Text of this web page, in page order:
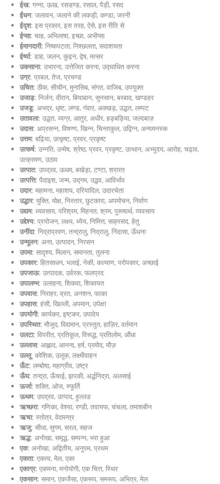
ईख: गन्ना, ऊख, रसडण्ड, रसाल, पैड़ी, रसद
ईंधन: जलावन, जलाने की लकड़ी, कण्डा, जरनी
ईदृश: इस प्रकार, इस तरह, ऐसे, इस रीति से
ईप्सा: चाह, अभिलाषा, इच्छा, अभीप्सा
ईमानदारी: निष्कपटता, निश्छलता, सदाशयता
ईर्ष्या: डाह, जलन, कुढ़न, द्वेष, मत्सर
उकसाना: उभारना, उत्तेजित करना, उद्घाधित करना
उग्र: प्रबल, तेज, प्रचण्ड
उचित: ठीक, सीचीन, मुनासिब, संगत, वाजिब, उपयुक्त
उजाड़: निर्जन, वीरान, बियाबान, सुनसान, बरबाद, खण्डहर
उजडू: अभद्र, धृष्ट, लण्ड, गंवार, अक्खड़, उद्धत, लम्पट
उतावला: उद्धत, व्यग्र, आतुर, अधीर, हड़बड़िया, जल्दबाज़
उदास: अप्रसन्न, विषण्ण, खिन्न, चिन्ताकुल, उद्विग्न, अन्यमनस्क
उत्तम: बढ़िया, उत्कृष्ट, प्रवर, प्रकृष्ट
उत्कर्ष: उन्नति, उन्मेष, श्रेष्ठ, प्रवर, प्रकृष्ट, उत्थान, अभ्युदय, आरोह, चढ़ाव,
उत्क्रमण, उठाव
उत्पात: उपद्रव, ऊधम, बखेड़ा, टण्टा, शरारत
उत्पत्ति: पैदाइश, जन्म, उद्गम, उद्भव, आविर्भाव
उदार: महामना, महाशय, दरियादिल, उदारचेता
उद्धार: मुक्ति, मोक्ष, निस्तार, छुटकारा, अपमोचन, निर्वाण
उद्यम: ध्यवसाय, परिश्रम, मिहनत, श्रम, पुरूषार्थ, व्यवसाय
उद्देश्य: प्रयोजन, लक्ष्य, ध्येय, निमित्त, सक्रसद, हेतु
उनींदा: निद्राप्रवण, तन्द्रालु, निद्रालु, निंदासा, ऊँधना
उन्मूलन: अन्त, उत्पादन, निरसन
उपमा: सादृश्य, मिलान, समानता, तुलना
उपकार: हितसाधन, भलाई, नेकी, कल्याण, परोपकार, अच्छाई
उपजाऊ: उत्पादक, उर्वरक, फलप्रद
उपालम्भ: उलाहना, शिकवा, शिकायत
उपवास: निराहर, व्रत, अनशन, फाका
उपहास: हंसी, खिल्ली, अपमान, उपेक्षा
उपयोगी: कार्यकर, इष्टकर, उपादेय
उपस्थित: मौजूद, विद्यमान, प्रस्तुत, हाज़िर, वर्तमान
उलटा: विपरीत, प्रतिकूल, विरूद्ध, प्रतिलोम, औंधा
उल्लास: आह्लाद, आनन्द, हर्ष, प्रमोद, मौज़
उल्लू: कोशिक, उलूक, लक्ष्मीवाहन
ऊँट: लम्बोष्ठ, महाग्रीव, उष्ट्र
ऊँघ: तन्द्रा, ऊँचाई, झपकी, अर्द्धनिद्रा, अलसाई
ऊर्जा: शक्ति, ओज, स्फूर्ति
ऊथम: उपद्रव, उत्पाद, हुल्लड
ऋच्छरा: गणिका, वेश्या, रण्डी, तवायफ, चंचला, तमाशबीन
ऋचा: स्तोत्र, वेदमन्त्र
ऋजु: सीधा, सुगम, सरल, सहज
ऋद्ध: अनोखा, समृद्ध, सम्पन्न, भरा हुआ
एक: अनोखा, अद्वितीय, अनुपम, प्रथम
एकता: एकत्व, मेल, एका
एकाग्र: एकमना, मनोयोगी, एक चित्त, स्थिर
एकसान: समान, एकजैसा, एकरूप, समरूप, अभित्र, मेल